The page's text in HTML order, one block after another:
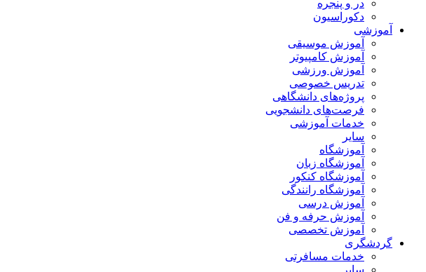
در و پنجره
دکوراسیون
آموزشی
آموزش موسیقی
آموزش کامپیوتر
آموزش ورزشی
تدریس خصوصی
پروژه‌های دانشگاهی
فرصت‌های دانشجویی
خدمات آموزشی
سایر
آموزشگاه
آموزشگاه زبان
آموزشگاه کنکور
آموزشگاه رانندگی
آموزش درسی
آموزش حرفه و فن
آموزش تخصصی
گردشگری
خدمات مسافرتی